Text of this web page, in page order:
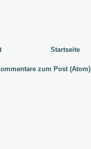
Startseite
zum Post (Atom)